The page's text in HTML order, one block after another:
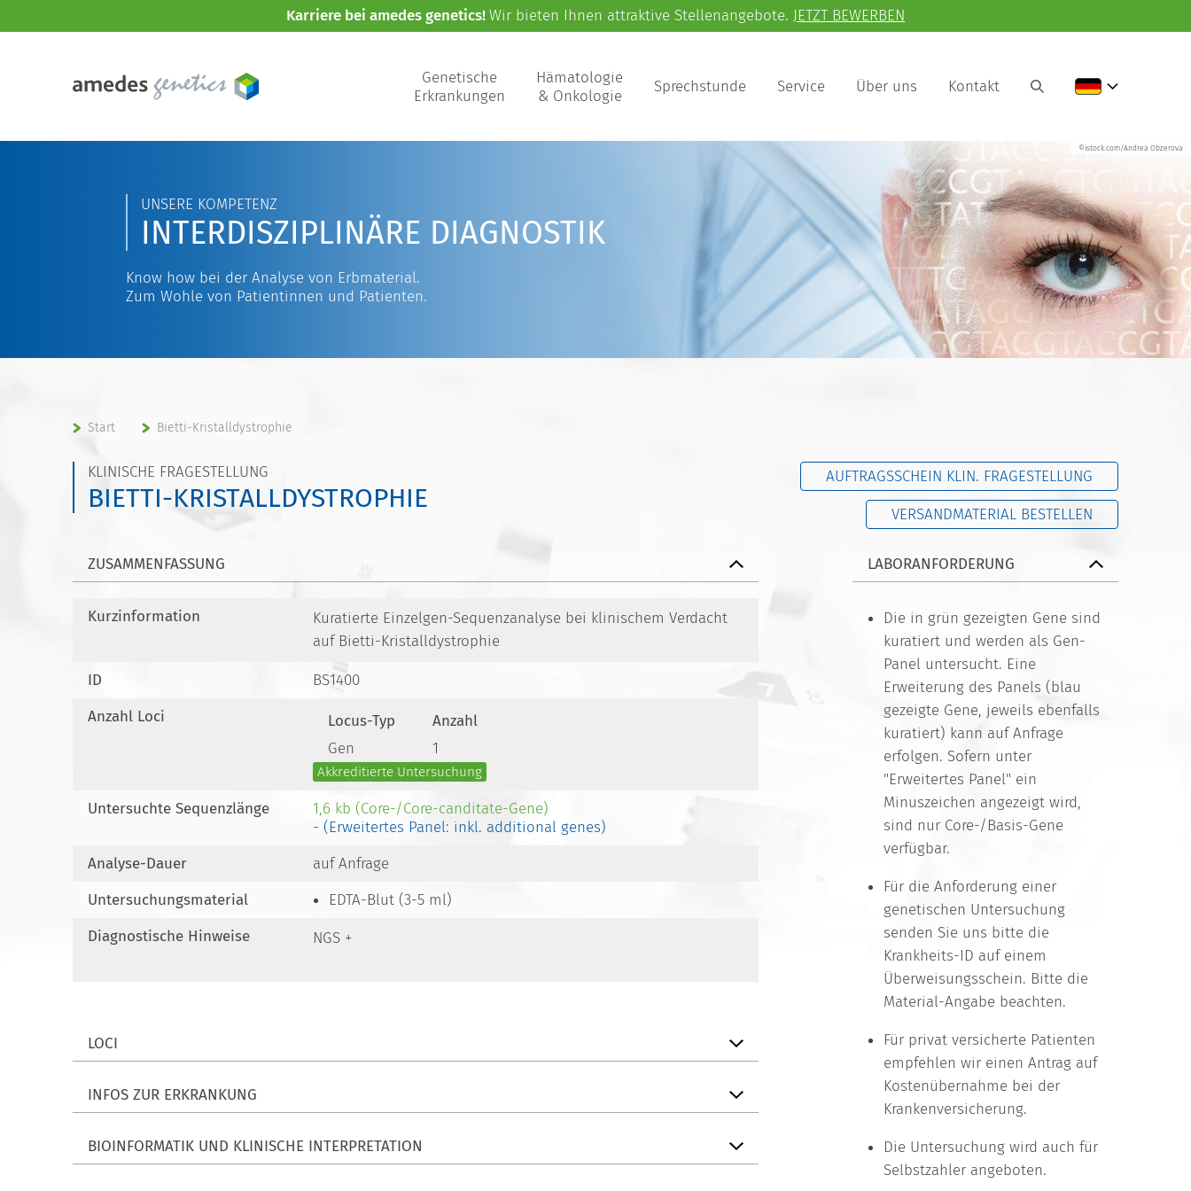
Karriere bei amedes genetics!Wir bieten Ihnen attraktive Stellenangebote. JETZT BEWERBEN
Genetische
Erkrankungen
Hämatologie
& Onkologie
Sprechstunde Service Über uns Kontakt
©istock.com/Andrea Obzerova
UNSERE KOMPETENZ
INTERDISZIPLINÄRE DIAGNOSTIK
Know how bei der Analyse von Erbmaterial.
Zum Wohle von Patientinnen und Patienten.
Start Bietti-Kristalldystrophie
KLINISCHE FRAGESTELLUNG
BIETTI-KRISTALLDYSTROPHIE
AUFTRAGSSCHEIN KLIN. FRAGESTELLUNG
VERSANDMATERIAL BESTELLEN
ZUSAMMENFASSUNG
Kurzinformation
Kuratierte Einzelgen-Sequenzanalyse bei klinischem Verdacht
auf Bietti-Kristalldystrophie
ID
BS1400
Anzahl Loci
Locus-Typ
Anzahl
Gen
1
Akkreditierte Untersuchung
Untersuchte Sequenzlänge
1,6 kb (Core-/Core-canditate-Gene)
- (Erweitertes Panel: inkl. additional genes)
Analyse-Dauer
auf Anfrage
Untersuchungsmaterial
EDTA-Blut (3-5 ml)
Diagnostische Hinweise
NGS +
LOCI
INFOS ZUR ERKRANKUNG
BIOINFORMATIK UND KLINISCHE INTERPRETATION
LABORANFORDERUNG
Die in grün gezeigten Gene sind
kuratiert und werden als Gen-
Panel untersucht. Eine
Erweiterung des Panels (blau
gezeigte Gene, jeweils ebenfalls
kuratiert) kann auf Anfrage
erfolgen. Sofern unter
"Erweitertes Panel" ein
Minuszeichen angezeigt wird,
sind nur Core-/Basis-Gene
verfügbar.
Für die Anforderung einer
genetischen Untersuchung
senden Sie uns bitte die
Krankheits-ID auf einem
Überweisungsschein. Bitte die
Material-Angabe beachten.
Für privat versicherte Patienten
empfehlen wir einen Antrag auf
Kostenübernahme bei der
Krankenversicherung.
Die Untersuchung wird auch für
Selbstzahler angeboten.